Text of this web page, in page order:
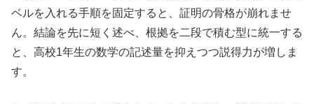
ベルを入れる手順を固定すると、証明の骨格が崩れませ
ん。結論を先に短く述べ、根拠を二段で積む型に統一する
と、高校1年生の数学の記述量を抑えつつ説得力が増しま
す。